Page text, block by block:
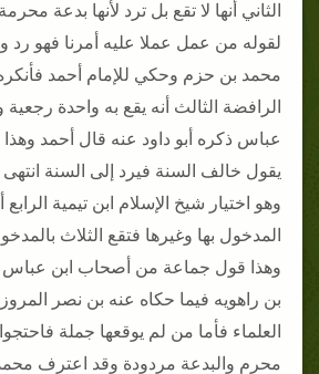
الثاني أنها لا تقع بل ترد لأنها بدعة
لقوله من عمل عملا عليه أمرنا فهو رد
محمد بن حزم وحكي للإمام أحمد
الرافضة الثالث أنه يقع به واحدة
عباس ذكره أبو داود عنه قال أحمد
يقول خالف السنة فيرد إلى السنة
وهو اختيار شيخ الإسلام ابن تيمية الرابع
المدخول بها وغيرها فتقع الثلاث
وهذا قول جماعة من أصحاب ابن
بن راهويه فيما حكاه عنه بن نصر
العلماء فأما من لم يوقعها جملة
محرم والبدعة مردودة وقد اعترف محمد